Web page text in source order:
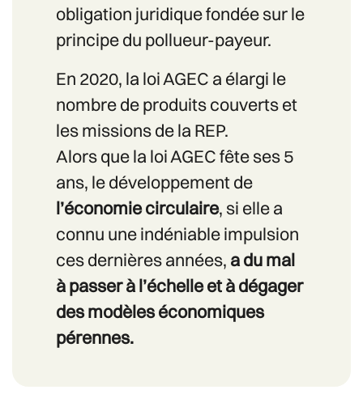
obligation juridique fondée sur le
principe du pollueur-payeur.
En 2020, la loi AGEC a élargi le
nombre de produits couverts et
les missions de la REP.
Alors que la loi AGEC fête ses 5
ans, le développement de
l’économie circulaire, si elle a
connu une indéniable impulsion
ces dernières années, a du mal
à passer à l’échelle et à dégager
des modèles économiques
pérennes.